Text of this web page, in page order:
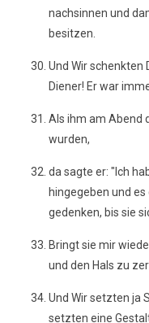
nachsinnen und
besitzen.
Und Wir schenkten
Diener! Er war
Als ihm am Abend
wurden,
da sagte er: "Ich
hingegeben und
gedenken, bis sie
Bringt sie mir
und den Hals zu
Und Wir setzten ja
setzten eine